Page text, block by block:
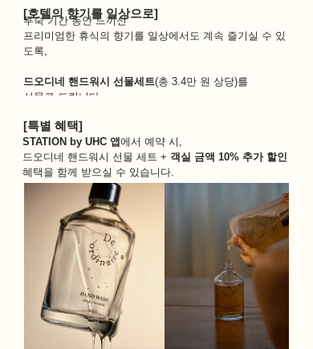
[호텔의 향기를 일상으로]
투숙 기간 동안 느끼신
프리미엄한 휴식의 향기를 일상에서도 계속 즐기실 수 있
도록,
드오디네 핸드워시 선물세트(총 3.4만 원 상당)를
선물로 드립니다.
[특별 혜택]
STATION by UHC 앱에서 예약 시,
드오디네 핸드워시 선물 세트 + 객실 금액 10% 추가 할인
혜택을 함께 받으실 수 있습니다.